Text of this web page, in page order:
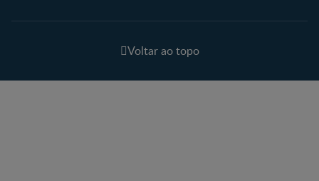
Voltar ao topo